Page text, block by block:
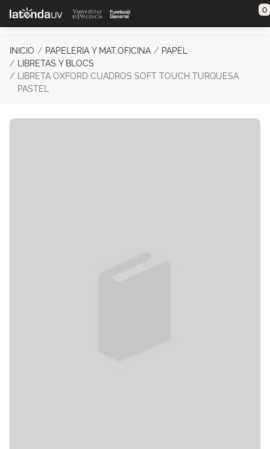
Saltar al contenido principal 0
INICIO PAPELERIA Y MAT.OFICINA
PAPEL
LIBRETAS Y BLOCS
LIBRETA OXFORD CUADROS SOFT TOUCH TURQUESA
PASTEL